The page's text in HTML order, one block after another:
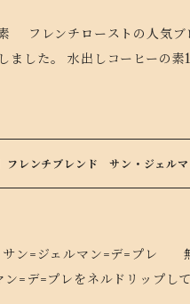
を水出しコ
500-600mLの水に漬けて一晩置け
】フレンチブレンド サン・ジェ
ェルマン=デ=プレ 無糖 1,000ml フレンチ
ン=デ=プレをネルドリップし